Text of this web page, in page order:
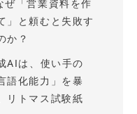
ぜ「営業資料を作
」と頼むと失敗す
か？
AIは、使い手の
語化能力」を暴
リトマス試験紙